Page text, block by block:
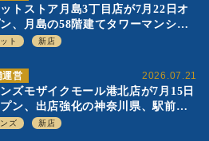
トストア月島3丁目店が7月22日オ
、月島の58階建てタワーマンショ
に生鮮強化の小商圏型店を出店
ト 新店
2026.07.21
運営
ズモザイクモール港北店が7月15日
ン、出店強化の神奈川県、駅前
の都市型小型店
ズ 新店